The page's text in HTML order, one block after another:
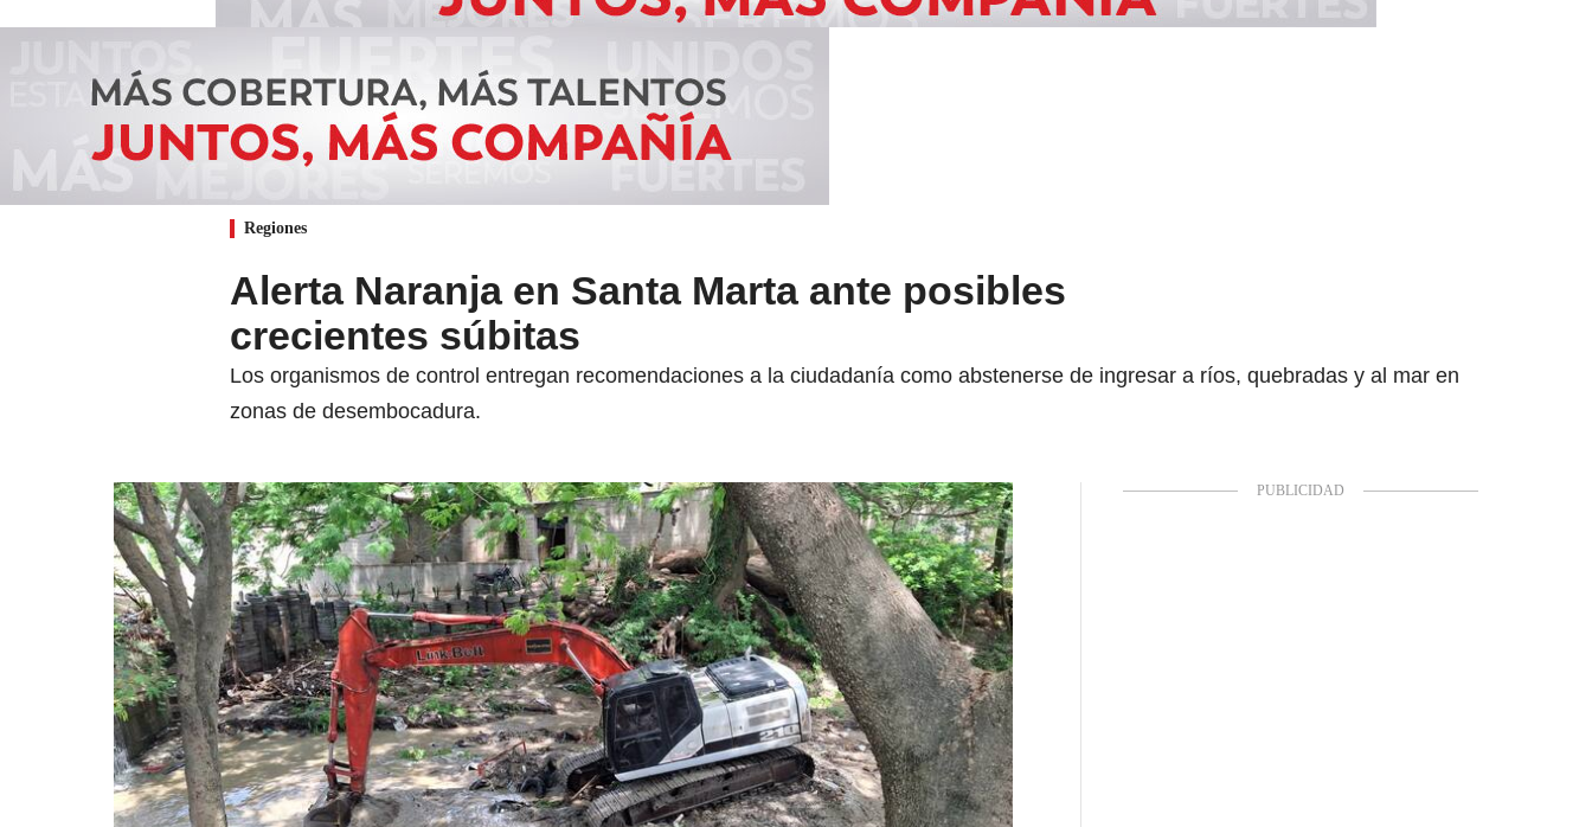
Regiones
Alerta Naranja en Santa Marta ante posibles
crecientes súbitas
Los organismos de control entregan recomendaciones a la ciudadanía como abstenerse de ingresar a ríos, quebradas y al mar en
zonas de desembocadura.